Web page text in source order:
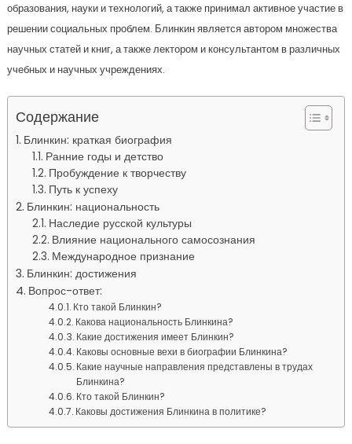
образования, науки и технологий, а также принимал активное участие в
решении социальных проблем. Блинкин является автором множества
научных статей и книг, а также лектором и консультантом в различных
учебных и научных учреждениях.
Содержание
Блинкин: краткая биография
Ранние годы и детство
Пробуждение к творчеству
Путь к успеху
Блинкин: национальность
Наследие русской культуры
Влияние национального самосознания
Международное признание
Блинкин: достижения
Вопрос-ответ:
Кто такой Блинкин?
Какова национальность Блинкина?
Какие достижения имеет Блинкин?
Каковы основные вехи в биографии Блинкина?
Какие научные направления представлены в трудах
Блинкина?
Кто такой Блинкин?
Каковы достижения Блинкина в политике?